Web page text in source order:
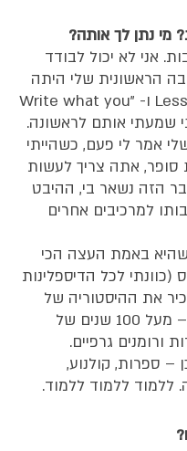
מי נתן לך אותה?
אני לא יכול לבודד
הראשונית שלי היתה
רק הביטויים השחוקים Less is more ו- "Write what you
אמר לי פעם, כשהייתי
סופר, אתה צריך לעשות
הזה נשאר בי, ההיבט
למרכיבים אחרים
שהיא באמת העצה הכי
לכל הדיספלינות
את ההיסטוריה של
הקומיקס. הכל שם, בשחור ולבן – מעל 100 שנים של
ורומנים גרפיים.
– ספרות, קולנוע,
ללמוד ללמוד ללמוד.